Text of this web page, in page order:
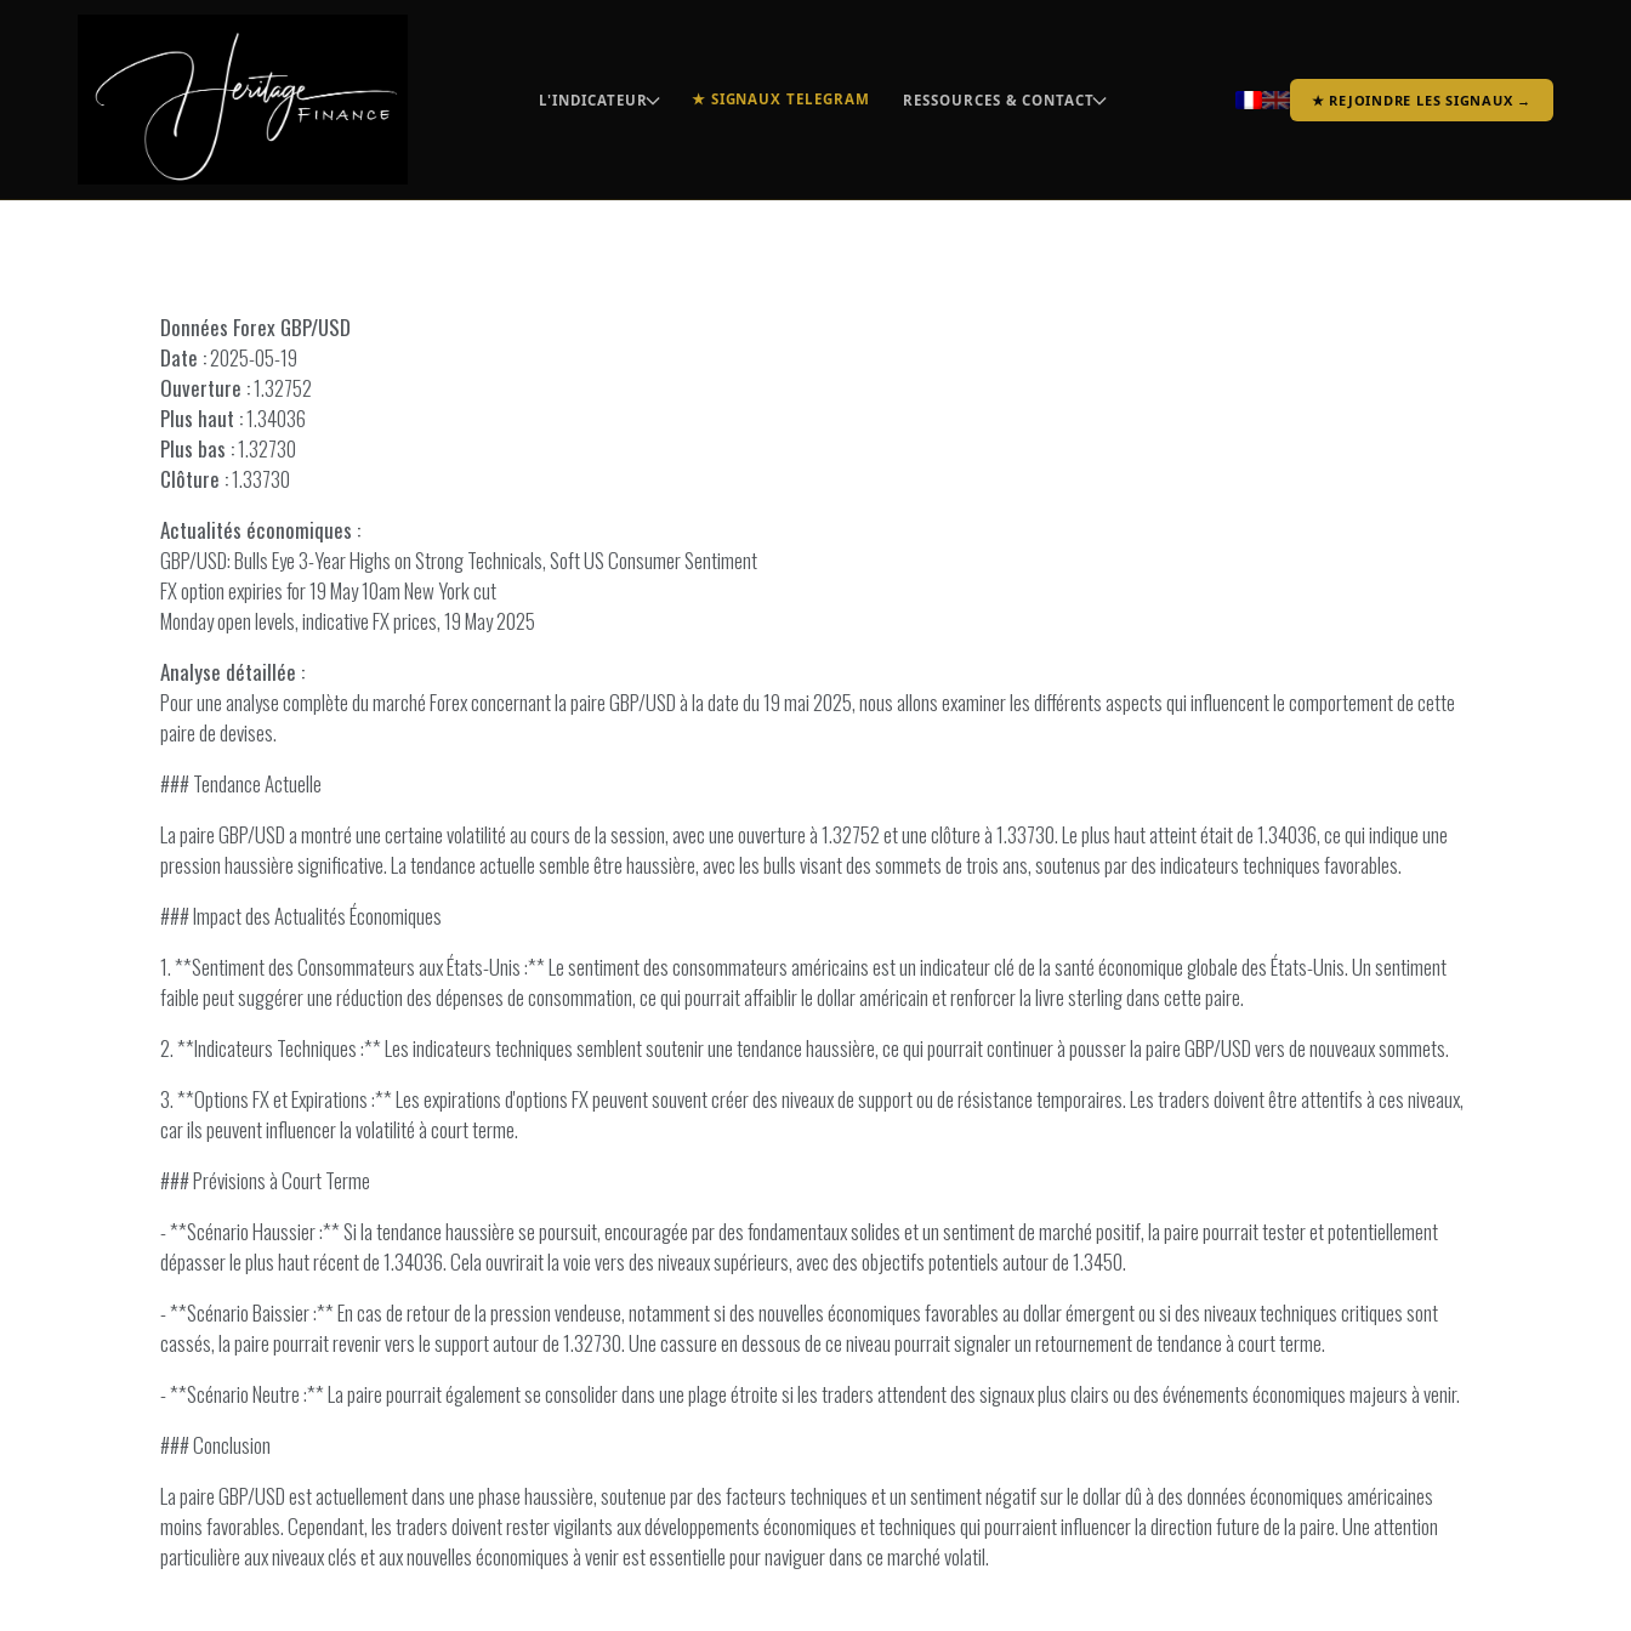
L'INDICATEUR ★ SIGNAUX TELEGRAM RESSOURCES & CONTACT ★ REJOINDRE LES SIGNAUX →
Données Forex GBP/USD
Date :2025-05-19
Ouverture :1.32752
Plus haut :1.34036
Plus bas :1.32730
Clôture :1.33730
Actualités économiques :
GBP/USD: Bulls Eye 3-Year Highs on Strong Technicals, Soft US Consumer Sentiment
FX option expiries for 19 May 10am New York cut
Monday open levels, indicative FX prices, 19 May 2025
Analyse détaillée :
Pour une analyse complète du marché Forex concernant la paire GBP/USD à la date du 19 mai 2025, nous allons examiner les différents aspects qui influencent le comportement de cette
paire de devises.
### Tendance Actuelle
La paire GBP/USD a montré une certaine volatilité au cours de la session, avec une ouverture à 1.32752 et une clôture à 1.33730. Le plus haut atteint était de 1.34036, ce qui indique une
pression haussière significative. La tendance actuelle semble être haussière, avec les bulls visant des sommets de trois ans, soutenus par des indicateurs techniques favorables.
### Impact des Actualités Économiques
1. **Sentiment des Consommateurs aux États-Unis :** Le sentiment des consommateurs américains est un indicateur clé de la santé économique globale des États-Unis. Un sentiment
faible peut suggérer une réduction des dépenses de consommation, ce qui pourrait affaiblir le dollar américain et renforcer la livre sterling dans cette paire.
2. **Indicateurs Techniques :** Les indicateurs techniques semblent soutenir une tendance haussière, ce qui pourrait continuer à pousser la paire GBP/USD vers de nouveaux sommets.
3. **Options FX et Expirations :** Les expirations d'options FX peuvent souvent créer des niveaux de support ou de résistance temporaires. Les traders doivent être attentifs à ces niveaux,
car ils peuvent influencer la volatilité à court terme.
### Prévisions à Court Terme
- **Scénario Haussier :** Si la tendance haussière se poursuit, encouragée par des fondamentaux solides et un sentiment de marché positif, la paire pourrait tester et potentiellement
dépasser le plus haut récent de 1.34036. Cela ouvrirait la voie vers des niveaux supérieurs, avec des objectifs potentiels autour de 1.3450.
- **Scénario Baissier :** En cas de retour de la pression vendeuse, notamment si des nouvelles économiques favorables au dollar émergent ou si des niveaux techniques critiques sont
cassés, la paire pourrait revenir vers le support autour de 1.32730. Une cassure en dessous de ce niveau pourrait signaler un retournement de tendance à court terme.
- **Scénario Neutre :** La paire pourrait également se consolider dans une plage étroite si les traders attendent des signaux plus clairs ou des événements économiques majeurs à venir.
### Conclusion
La paire GBP/USD est actuellement dans une phase haussière, soutenue par des facteurs techniques et un sentiment négatif sur le dollar dû à des données économiques américaines
moins favorables. Cependant, les traders doivent rester vigilants aux développements économiques et techniques qui pourraient influencer la direction future de la paire. Une attention
particulière aux niveaux clés et aux nouvelles économiques à venir est essentielle pour naviguer dans ce marché volatil.